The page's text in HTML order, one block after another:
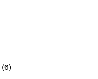
(6)